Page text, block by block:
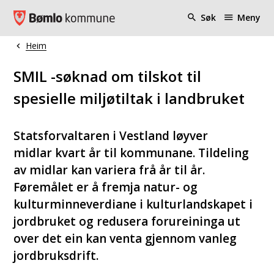
Bømlo kommune Søk Meny
Du er her:
Heim
SMIL -søknad om tilskot til
spesielle miljøtiltak i landbruket
Statsforvaltaren i Vestland løyver
midlar kvart år til kommunane. Tildeling
av midlar kan variera frå år til år.
Føremålet er å fremja natur- og
kulturminneverdiane i kulturlandskapet i
jordbruket og redusera forureininga ut
over det ein kan venta gjennom vanleg
jordbruksdrift.